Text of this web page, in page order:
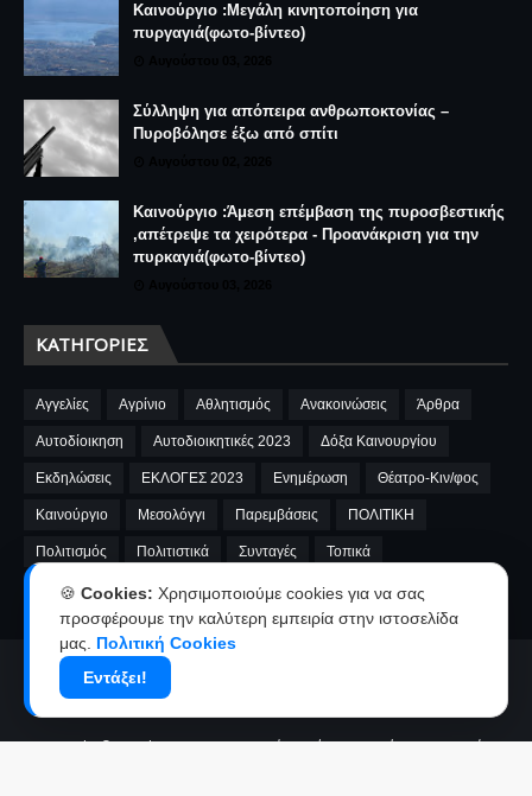
Καινούργιο :Μεγάλη κινητοποίηση για
πυργαγιά(φωτο-βίντεο)
Σύλληψη για απόπειρα ανθρωποκτονίας –
Πυροβόλησε έξω από σπίτι
Καινούργιο :Άμεση επέμβαση της πυροσβεστικής
,απέτρεψε τα χειρότερα - Προανάκριση για την
πυρκαγιά(φωτο-βίντεο)
ΚΑΤΗΓΟΡΊΕΣ
Αγγελίες Αγρίνιο Αθλητισμός Ανακοινώσεις Άρθρα
Αυτοδίοικηση Αυτοδιοικητικές 2023 Δόξα Καινουργίου
Εκδηλώσεις ΕΚΛΟΓΕΣ 2023 Ενημέρωση Θέατρο-Κιν/φος
Καινούργιο Μεσολόγγι Παρεμβάσεις ΠΟΛΙΤΙΚΗ
Πολιτισμός Πολιτιστικά Συνταγές Τοπικά
A.E.Καινουργίου cinema Fnews market video
Αρχική Ταυτότητα
Copyright ©2026kainourgiopress-Νέα από το Καινούργιο,το Αγρίνιο
🍪 Cookies: Χρησιμοποιούμε cookies για να σας
προσφέρουμε την καλύτερη εμπειρία στην ιστοσελίδα
μας. Πολιτική Cookies
Εντάξει!